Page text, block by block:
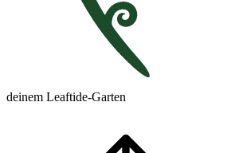
deinem Leaftide-Garten